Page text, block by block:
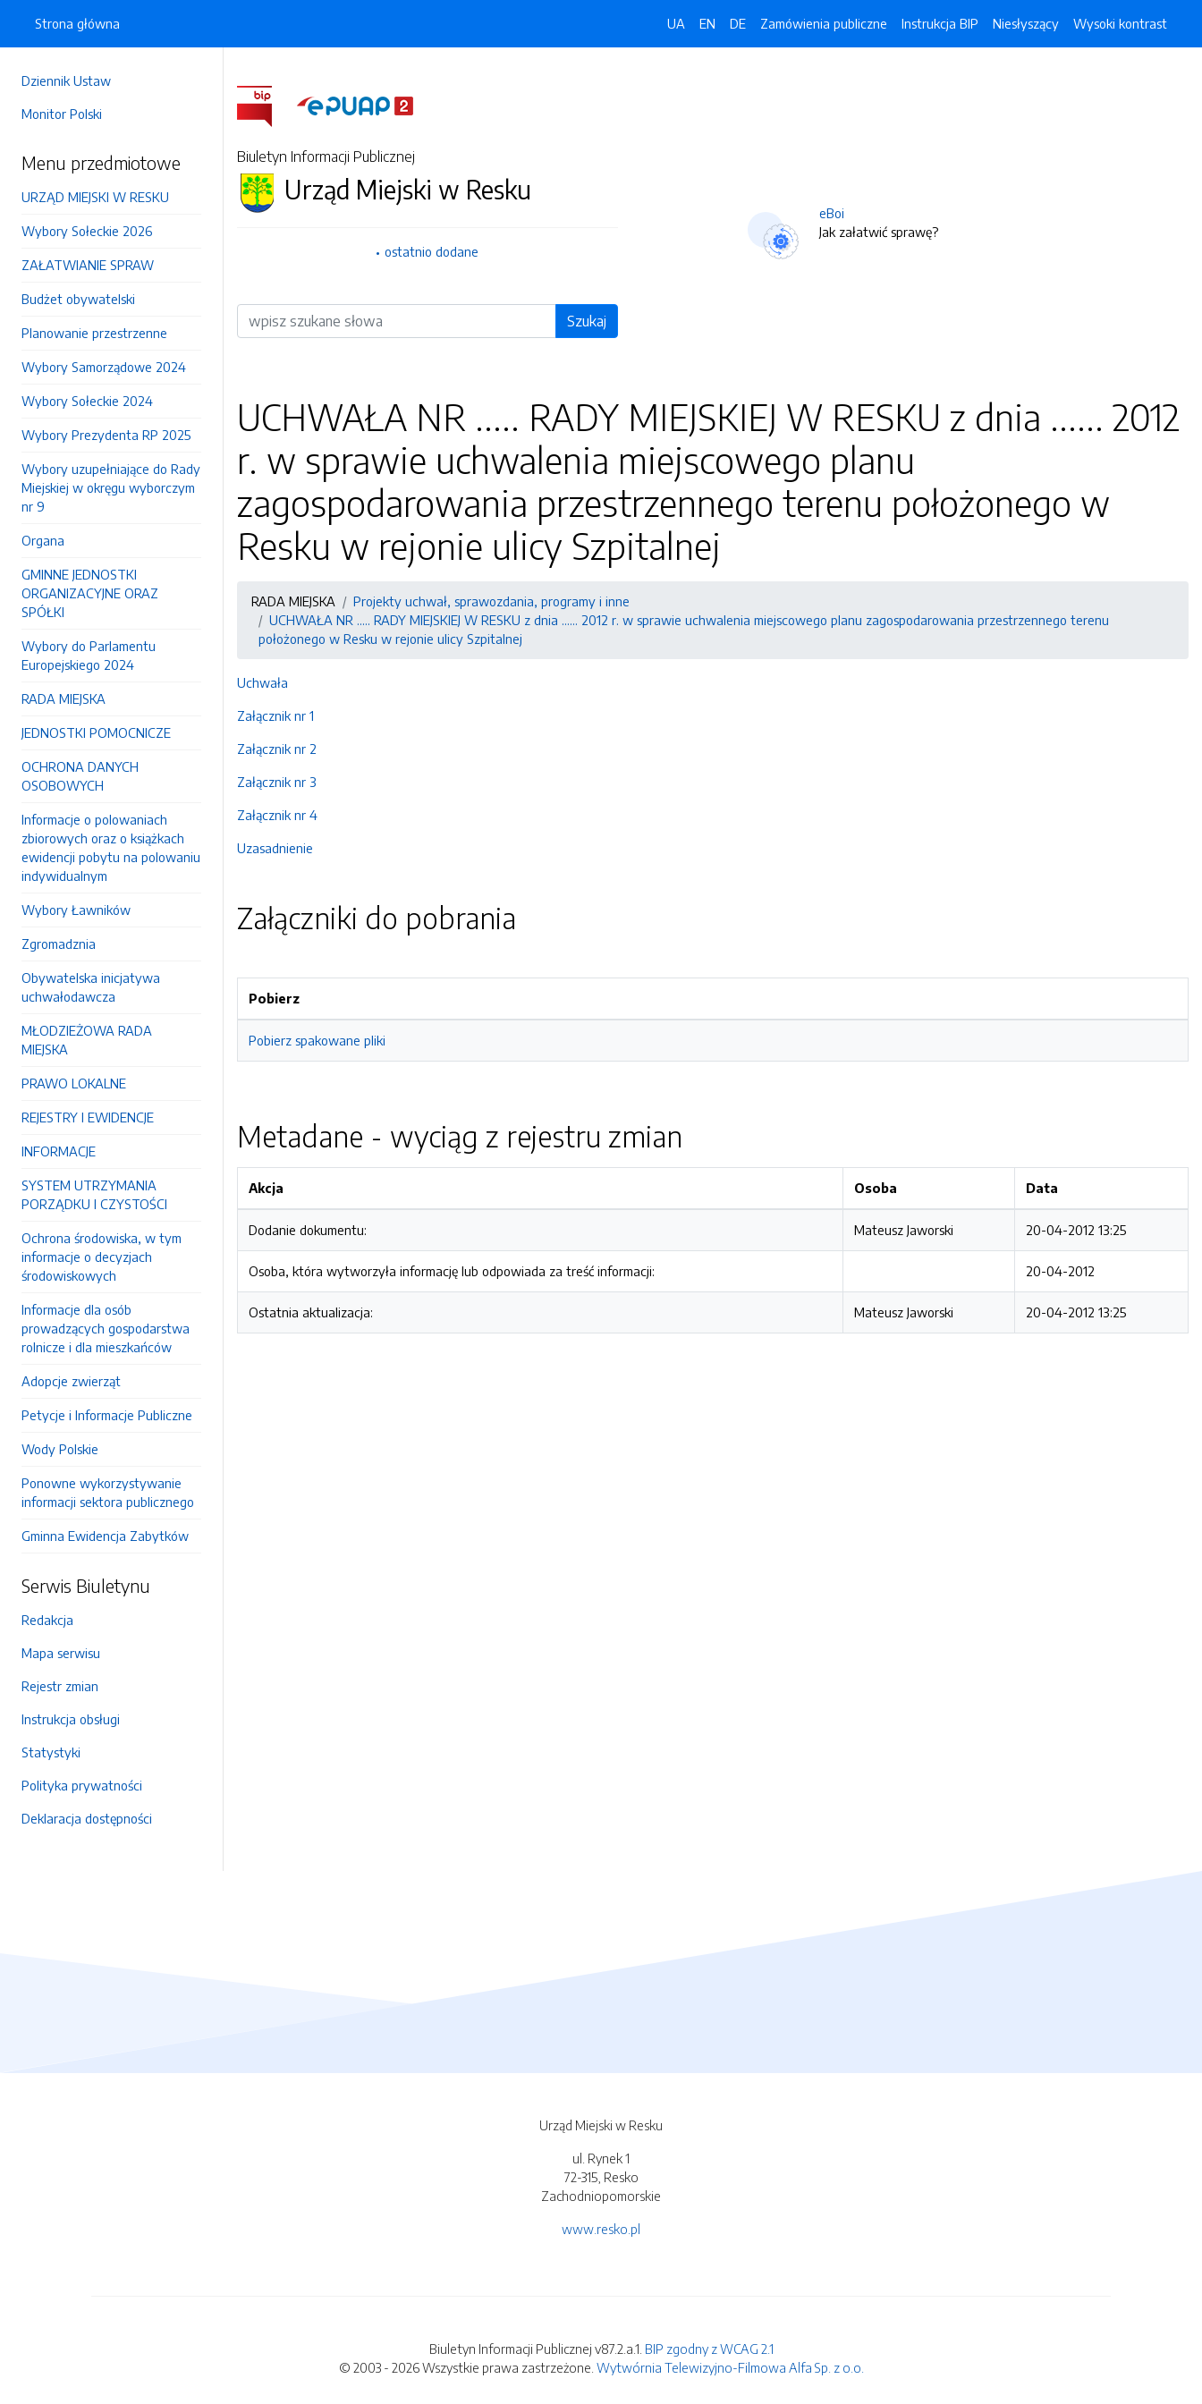
Dziennik Ustaw
Monitor Polski
Menu przedmiotowe
URZĄD MIEJSKI W RESKU
Wybory Sołeckie 2026
ZAŁATWIANIE SPRAW
Budżet obywatelski
Planowanie przestrzenne
Wybory Samorządowe 2024
Wybory Sołeckie 2024
Wybory Prezydenta RP 2025
Wybory uzupełniające do Rady
Miejskiej w okręgu wyborczym
nr 9
Organa
GMINNE JEDNOSTKI
ORGANIZACYJNE ORAZ
SPÓŁKI
Wybory do Parlamentu
Europejskiego 2024
RADA MIEJSKA
JEDNOSTKI POMOCNICZE
OCHRONA DANYCH
OSOBOWYCH
Informacje o polowaniach
zbiorowych oraz o książkach
ewidencji pobytu na polowaniu
indywidualnym
Wybory Ławników
Zgromadznia
Obywatelska inicjatywa
uchwałodawcza
MŁODZIEŻOWA RADA
MIEJSKA
PRAWO LOKALNE
REJESTRY I EWIDENCJE
INFORMACJE
SYSTEM UTRZYMANIA
PORZĄDKU I CZYSTOŚCI
Ochrona środowiska, w tym
informacje o decyzjach
środowiskowych
Informacje dla osób
prowadzących gospodarstwa
rolnicze i dla mieszkańców
Adopcje zwierząt
Petycje i Informacje Publiczne
Wody Polskie
Ponowne wykorzystywanie
informacji sektora publicznego
Gminna Ewidencja Zabytków
Serwis Biuletynu
Redakcja
Mapa serwisu
Rejestr zmian
Instrukcja obsługi
Statystyki
Polityka prywatności
Deklaracja dostępności
Strona główna UA EN DE Zamówienia publiczne Instrukcja BIP Niesłyszący Wysoki kontrast
Biuletyn Informacji Publicznej
Urząd Miejski w Resku
ostatnio dodane
Wyszukiwarka Szukaj
eBoi
Jak załatwić sprawę?
UCHWAŁA NR ..... RADY MIEJSKIEJ W RESKU z dnia ...... 2012
r. w sprawie uchwalenia miejscowego planu
zagospodarowania przestrzennego terenu położonego w
Resku w rejonie ulicy Szpitalnej
RADA MIEJSKA
Projekty uchwał, sprawozdania, programy i inne
UCHWAŁA NR ..... RADY MIEJSKIEJ W RESKU z dnia ...... 2012 r. w sprawie uchwalenia miejscowego planu zagospodarowania przestrzennego terenu
położonego w Resku w rejonie ulicy Szpitalnej
Uchwała
Załącznik nr 1
Załącznik nr 2
Załącznik nr 3
Załącznik nr 4
Uzasadnienie
Załączniki do pobrania
Pobierz
Pobierz spakowane pliki
Metadane - wyciąg z rejestru zmian
Akcja Osoba Data
Dodanie dokumentu: Mateusz Jaworski 20-04-2012 13:25
Osoba, która wytworzyła informację lub odpowiada za treść informacji: 20-04-2012
Ostatnia aktualizacja: Mateusz Jaworski 20-04-2012 13:25
Urząd Miejski w Resku
ul. Rynek 1
72-315, Resko
Zachodniopomorskie
www.resko.pl
Biuletyn Informacji Publicznej v87.2.a.1. BIP zgodny z WCAG 2.1
© 2003 - 2026 Wszystkie prawa zastrzeżone. Wytwórnia Telewizyjno-Filmowa Alfa Sp. z o.o.